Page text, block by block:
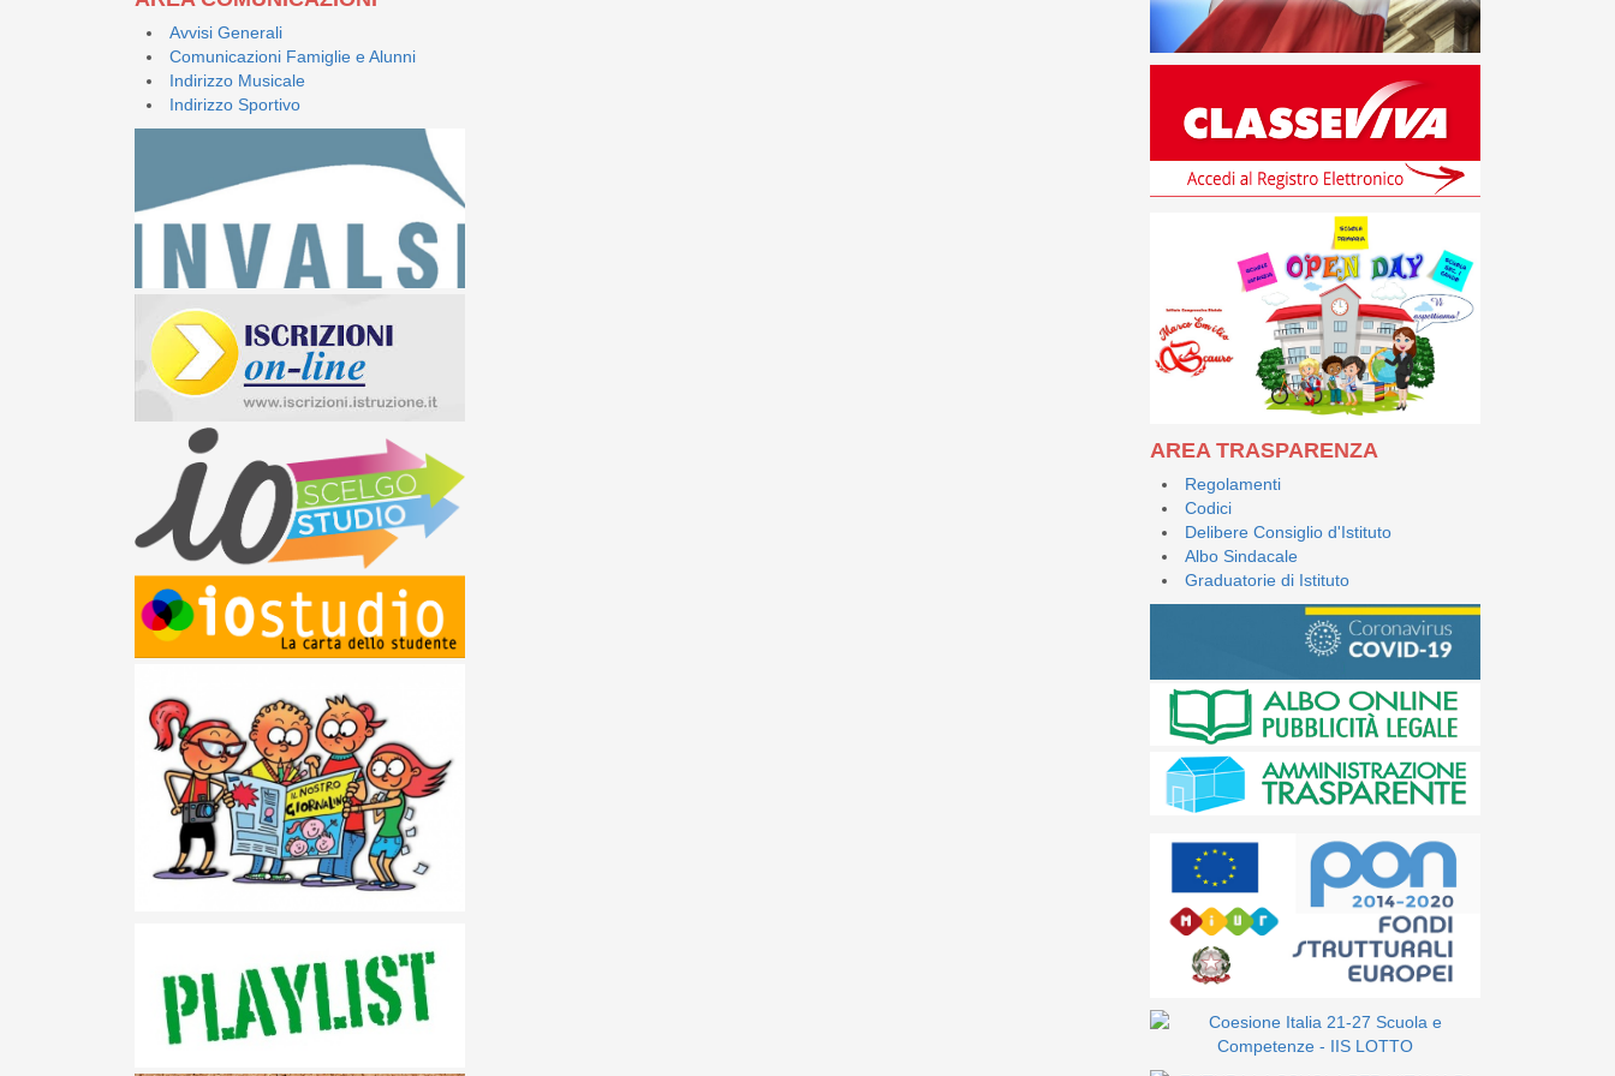
Avvisi Generali
Comunicazioni Famiglie e Alunni
Indirizzo Musicale
Indirizzo Sportivo
AREA TRASPARENZA
Regolamenti
Codici
Delibere Consiglio d'Istituto
Albo Sindacale
Graduatorie di Istituto